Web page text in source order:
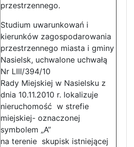
przestrzennego.
Studium uwarunkowań i
kierunków zagospodarowania
przestrzennego miasta i gminy
Nasielsk, uchwalone uchwałą
Nr LIII/394/10
Rady Miejskiej w Nasielsku z
dnia 10.11.2010 r. lokalizuje
nieruchomość w strefie
miejskiej- oznaczonej
symbolem „A”
na terenie skupisk istniejącej